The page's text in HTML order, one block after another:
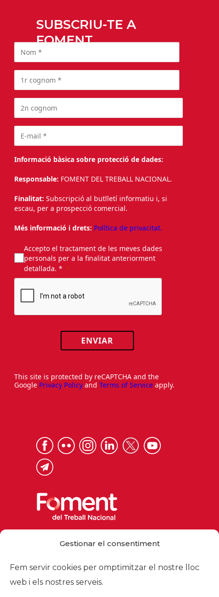
Gestionar el consentiment
Fem servir cookies per omptimitzar el nostre lloc
web i els nostres serveis.
SUBSCRIU-TE A
FOMENT
Informació bàsica sobre protecció de dades:
Responsable: FOMENT DEL TREBALL NACIONAL.
Finalitat: Subscripció al butlletí informatiu i, si
escau, per a prospecció comercial.
Més informació i drets: Política de privacitat.
Accepto el tractament de les meves dades
personals per a la finalitat anteriorment
detallada. *
ENVIAR
This site is protected by reCAPTCHA and the
Google Privacy Policy and Terms of Service apply.
foment@foment.com